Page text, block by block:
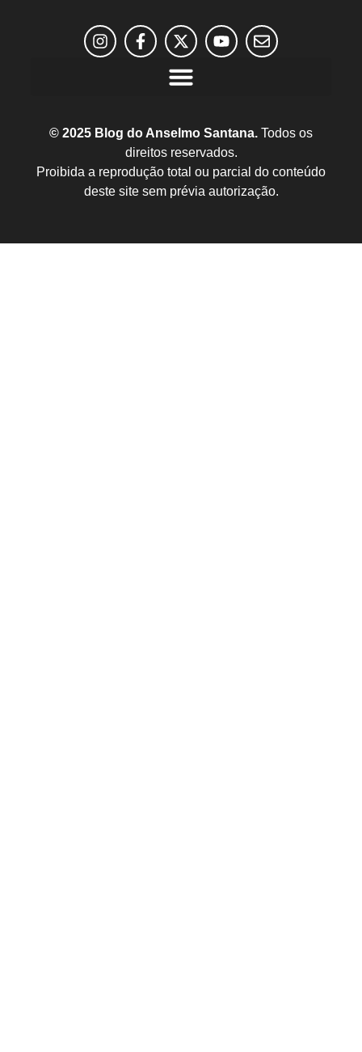
© 2025 Blog do Anselmo Santana. Todos os
direitos reservados.
Proibida a reprodução total ou parcial do conteúdo
deste site sem prévia autorização.